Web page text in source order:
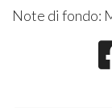
Note di fondo: